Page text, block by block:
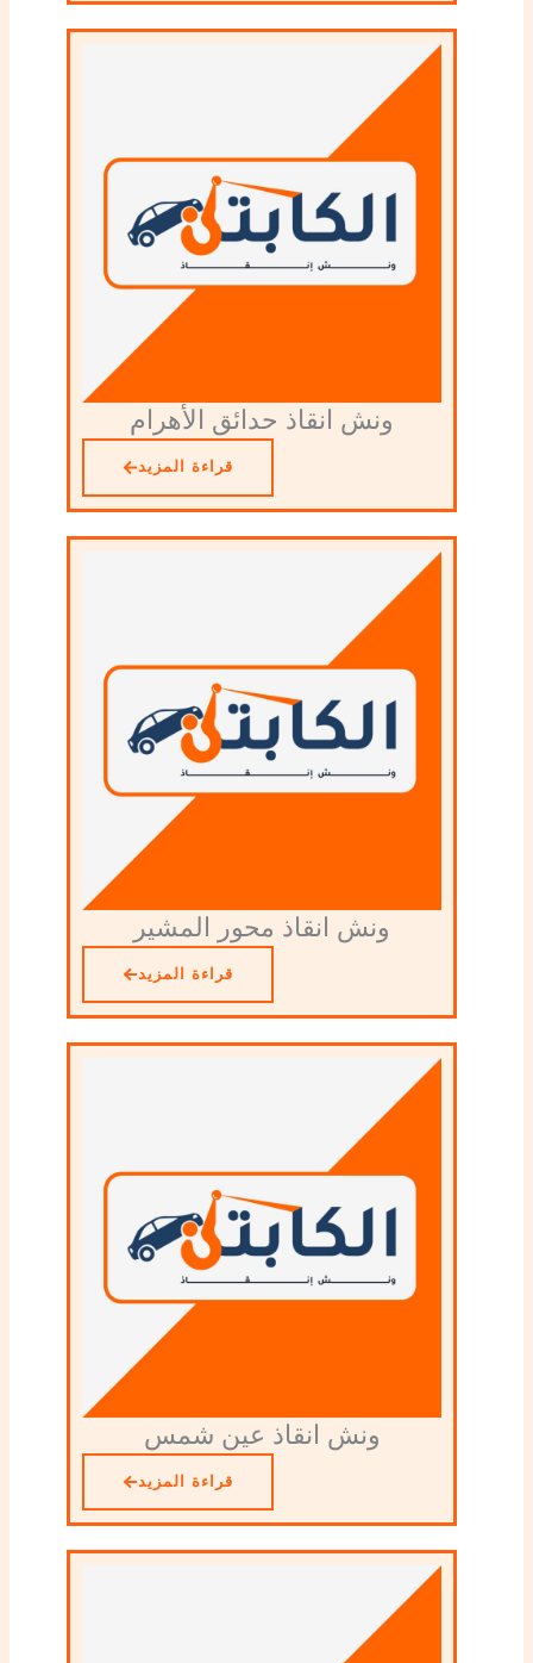
ونش انقاذ حدائق الأهرام
قراءة المزيد
ونش انقاذ محور المشير
قراءة المزيد
ونش انقاذ عين شمس
قراءة المزيد